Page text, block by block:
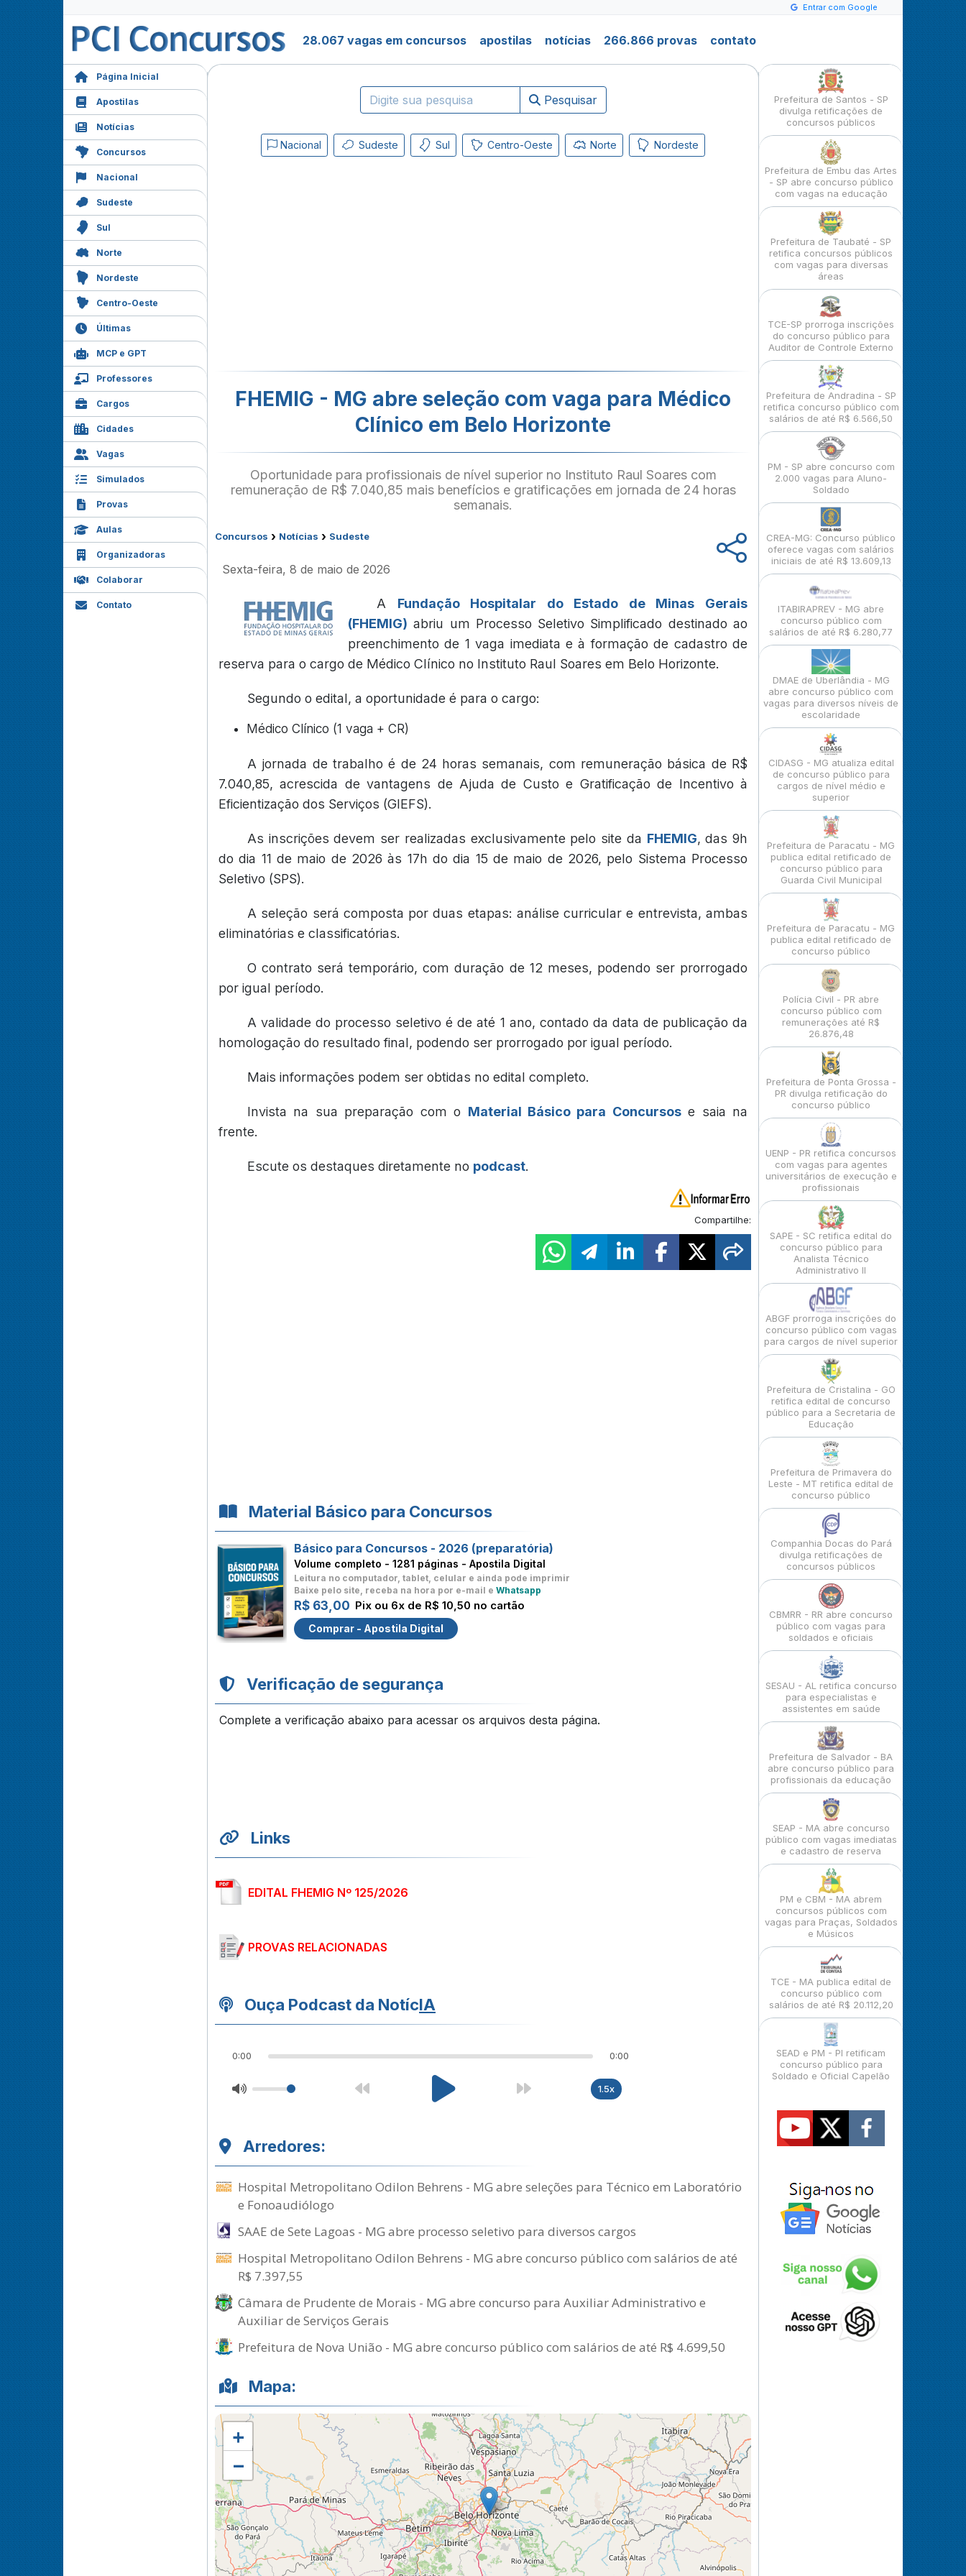
Entrar com Google
28.067 vagas em concursos apostilas notícias 266.866 provas contato
Página Inicial
Apostilas
Notícias
Concursos
Nacional
Sudeste
Sul
Norte
Nordeste
Centro-Oeste
Últimas
MCP e GPT
Professores
Cargos
Cidades
Vagas
Simulados
Provas
Aulas
Organizadoras
Colaborar
Contato
Pesquisar
Nacional Sudeste Sul Centro-Oeste Norte Nordeste
FHEMIG - MG abre seleção com vaga para Médico
Clínico em Belo Horizonte
Oportunidade para profissionais de nível superior no Instituto Raul Soares com
remuneração de R$ 7.040,85 mais benefícios e gratificações em jornada de 24 horas
semanais.
Concursos › Notícias › Sudeste
Sexta-feira, 8 de maio de 2026
A Fundação Hospitalar do Estado de Minas Gerais
(FHEMIG) abriu um Processo Seletivo Simplificado destinado ao
preenchimento de 1 vaga imediata e à formação de cadastro de
reserva para o cargo de Médico Clínico no Instituto Raul Soares em Belo Horizonte.
Segundo o edital, a oportunidade é para o cargo:
Médico Clínico (1 vaga + CR)
A jornada de trabalho é de 24 horas semanais, com remuneração básica de R$
7.040,85, acrescida de vantagens de Ajuda de Custo e Gratificação de Incentivo à
Eficientização dos Serviços (GIEFS).
As inscrições devem ser realizadas exclusivamente pelo site da FHEMIG, das 9h
do dia 11 de maio de 2026 às 17h do dia 15 de maio de 2026, pelo Sistema Processo
Seletivo (SPS).
A seleção será composta por duas etapas: análise curricular e entrevista, ambas
eliminatórias e classificatórias.
O contrato será temporário, com duração de 12 meses, podendo ser prorrogado
por igual período.
A validade do processo seletivo é de até 1 ano, contado da data de publicação da
homologação do resultado final, podendo ser prorrogado por igual período.
Mais informações podem ser obtidas no edital completo.
Invista na sua preparação com o Material Básico para Concursose saia na
frente.
Escute os destaques diretamente no podcast.
Compartilhe:
Material Básico para Concursos
Básico para Concursos - 2026 (preparatória)
Volume completo - 1281 páginas - Apostila Digital
Leitura no computador, tablet, celular e ainda pode imprimir
Baixe pelo site, receba na hora por e-mail e Whatsapp
R$ 63,00 Pix ou 6x de R$ 10,50 no cartão
Comprar - Apostila Digital
Verificação de segurança
Complete a verificação abaixo para acessar os arquivos desta página.
Links
EDITAL FHEMIG Nº 125/2026
PROVAS RELACIONADAS
Ouça Podcast da NotícIA
0:00 0:00
1.5x
Arredores:
Hospital Metropolitano Odilon Behrens - MG abre seleções para Técnico em Laboratório
e Fonoaudiólogo
SAAE de Sete Lagoas - MG abre processo seletivo para diversos cargos
Hospital Metropolitano Odilon Behrens - MG abre concurso público com salários de até
R$ 7.397,55
Câmara de Prudente de Morais - MG abre concurso para Auxiliar Administrativo e
Auxiliar de Serviços Gerais
Prefeitura de Nova União - MG abre concurso público com salários de até R$ 4.699,50
Mapa:
+
−
Prefeitura de Santos - SP
divulga retificações de
concursos públicos
Prefeitura de Embu das Artes
- SP abre concurso público
com vagas na educação
Prefeitura de Taubaté - SP
retifica concursos públicos
com vagas para diversas
áreas
TCE-SP prorroga inscrições
do concurso público para
Auditor de Controle Externo
Prefeitura de Andradina - SP
retifica concurso público com
salários de até R$ 6.566,50
PM - SP abre concurso com
2.000 vagas para Aluno-
Soldado
CREA-MG: Concurso público
oferece vagas com salários
iniciais de até R$ 13.609,13
ITABIRAPREV - MG abre
concurso público com
salários de até R$ 6.280,77
DMAE de Uberlândia - MG
abre concurso público com
vagas para diversos níveis de
escolaridade
CIDASG - MG atualiza edital
de concurso público para
cargos de nível médio e
superior
Prefeitura de Paracatu - MG
publica edital retificado de
concurso público para
Guarda Civil Municipal
Prefeitura de Paracatu - MG
publica edital retificado de
concurso público
Polícia Civil - PR abre
concurso público com
remunerações até R$
26.876,48
Prefeitura de Ponta Grossa -
PR divulga retificação do
concurso público
UENP - PR retifica concursos
com vagas para agentes
universitários de execução e
profissionais
SAPE - SC retifica edital do
concurso público para
Analista Técnico
Administrativo II
ABGF prorroga inscrições do
concurso público com vagas
para cargos de nível superior
Prefeitura de Cristalina - GO
retifica edital de concurso
público para a Secretaria de
Educação
Prefeitura de Primavera do
Leste - MT retifica edital de
concurso público
Companhia Docas do Pará
divulga retificações de
concursos públicos
CBMRR - RR abre concurso
público com vagas para
soldados e oficiais
SESAU - AL retifica concurso
para especialistas e
assistentes em saúde
Prefeitura de Salvador - BA
abre concurso público para
profissionais da educação
SEAP - MA abre concurso
público com vagas imediatas
e cadastro de reserva
PM e CBM - MA abrem
concursos públicos com
vagas para Praças, Soldados
e Músicos
TCE - MA publica edital de
concurso público com
salários de até R$ 20.112,20
SEAD e PM - PI retificam
concurso público para
Soldado e Oficial Capelão